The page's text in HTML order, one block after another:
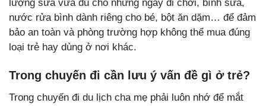
lượng sữa vừa đủ cho những ngày đi chơi, bình sữa,
nước rửa bình dành riêng cho bé, bột ăn dặm… để đảm
bảo an toàn và phòng trường hợp không thể mua đúng
loại trẻ hay dùng ở nơi khác.
Trong chuyến đi cần lưu ý vấn đề gì ở trẻ?
Trong chuyến đi du lịch cha mẹ phải luôn nhớ để mắt